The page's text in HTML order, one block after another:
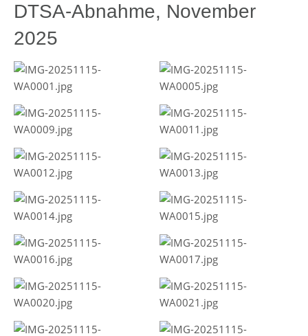
DTSA-Abnahme, November
2025